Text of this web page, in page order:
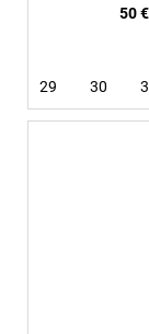
50 €
29 30